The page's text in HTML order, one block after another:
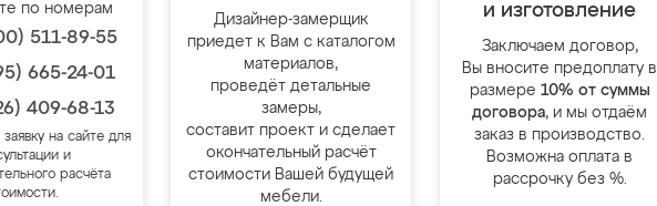
по номерам
511-89-55
665-24-01
409-68-13
на сайте для
и
расчёта
Дизайнер-замерщик
приедет к Вам с каталогом
материалов,
проведёт детальные
замеры,
составит проект и сделает
окончательный расчёт
стоимости Вашей будущей
мебели.
и изготовление
Заключаем договор,
Вы вносите предоплату в
размере 10% от суммы
договора, и мы отдаём
заказ в производство.
Возможна оплата в
рассрочку без %.